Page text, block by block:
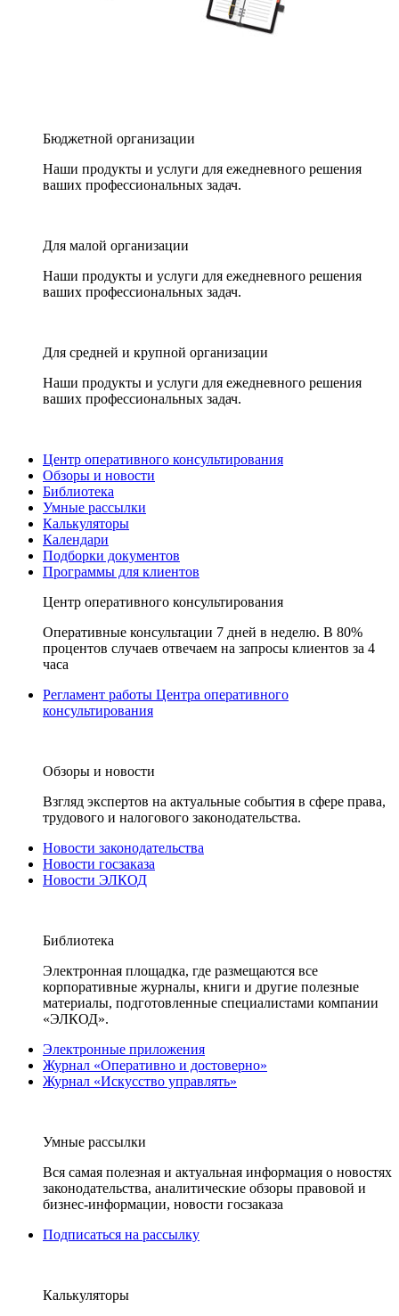
Бюджетной организации
Наши продукты и услуги для ежедневного решения
ваших профессиональных задач.
Для малой организации
Наши продукты и услуги для ежедневного решения
ваших профессиональных задач.
Для средней и крупной организации
Наши продукты и услуги для ежедневного решения
ваших профессиональных задач.
Центр оперативного консультирования
Обзоры и новости
Библиотека
Умные рассылки
Калькуляторы
Календари
Подборки документов
Программы для клиентов
Центр оперативного консультирования
Оперативные консультации 7 дней в неделю. В 80%
процентов случаев отвечаем на запросы клиентов за 4
часа
Регламент работы Центра оперативного
консультирования
Обзоры и новости
Взгляд экспертов на актуальные события в сфере права,
трудового и налогового законодательства.
Новости законодательства
Новости госзаказа
Новости ЭЛКОД
Библиотека
Электронная площадка, где размещаются все
корпоративные журналы, книги и другие полезные
материалы, подготовленные специалистами компании
«ЭЛКОД».
Электронные приложения
Журнал «Оперативно и достоверно»
Журнал «Искусство управлять»
Умные рассылки
Вся самая полезная и актуальная информация о новостях
законодательства, аналитические обзоры правовой и
бизнес-информации, новости госзаказа
Подписаться на рассылку
Калькуляторы